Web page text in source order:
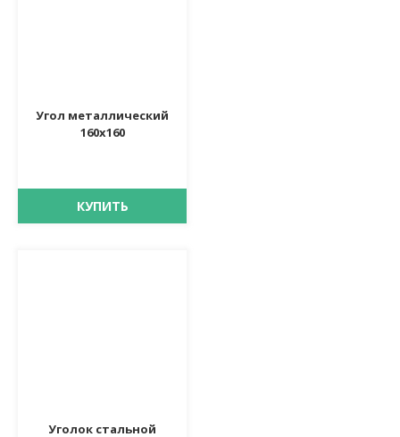
Угол металлический
160х160
КУПИТЬ
Уголок стальной